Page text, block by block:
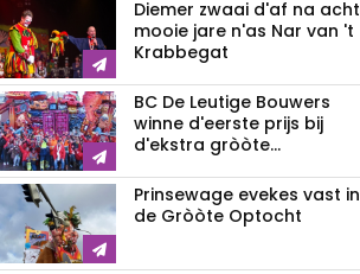
Diemer zwaai d'af na acht
mooie jare n'as Nar van 't
Krabbegat
BC De Leutige Bouwers
winne d'eerste prijs bij
d'ekstra gròòte...
Prinsewage evekes vast in
de Gròòte Optocht